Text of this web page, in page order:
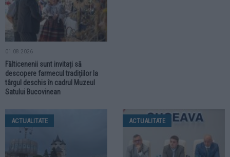
01.08.2026
Fălticenenii sunt invitați să
descopere farmecul tradițiilor la
târgul deschis în cadrul Muzeul
Satului Bucovinean
ACTUALITATE ACTUALITATE